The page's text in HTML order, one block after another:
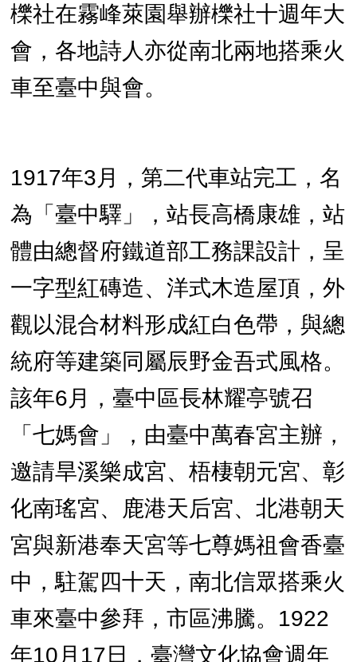
櫟社在霧峰萊園舉辦櫟社十週年大
會，各地詩人亦從南北兩地搭乘火
車至臺中與會。
1917年3月，第二代車站完工，名
為「臺中驛」，站長高橋康雄，站
體由總督府鐵道部工務課設計，呈
一字型紅磚造、洋式木造屋頂，外
觀以混合材料形成紅白色帶，與總
統府等建築同屬辰野金吾式風格。
該年6月，臺中區長林耀亭號召
「七媽會」，由臺中萬春宮主辦，
邀請旱溪樂成宮、梧棲朝元宮、彰
化南瑤宮、鹿港天后宮、北港朝天
宮與新港奉天宮等七尊媽祖會香臺
中，駐駕四十天，南北信眾搭乘火
車來臺中參拜，市區沸騰。1922
年10月17日，臺灣文化協會週年